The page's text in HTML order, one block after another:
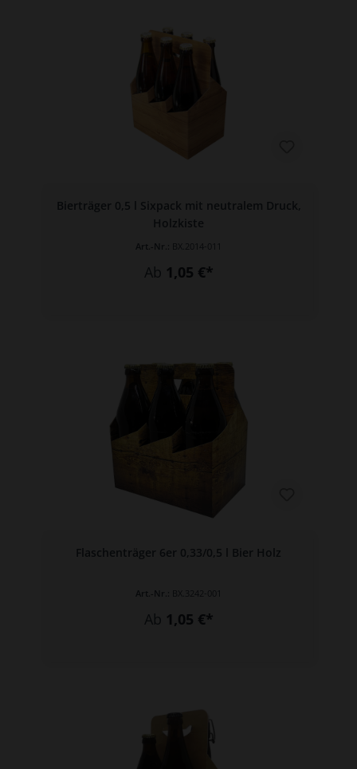
Bierträger 0,5 l Sixpack mit neutralem Druck,
Holzkiste
Art.-Nr.: BX.2014-011
Ab 1,05 €*
Flaschenträger 6er 0,33/0,5 l Bier Holz
Art.-Nr.: BX.3242-001
Ab 1,05 €*